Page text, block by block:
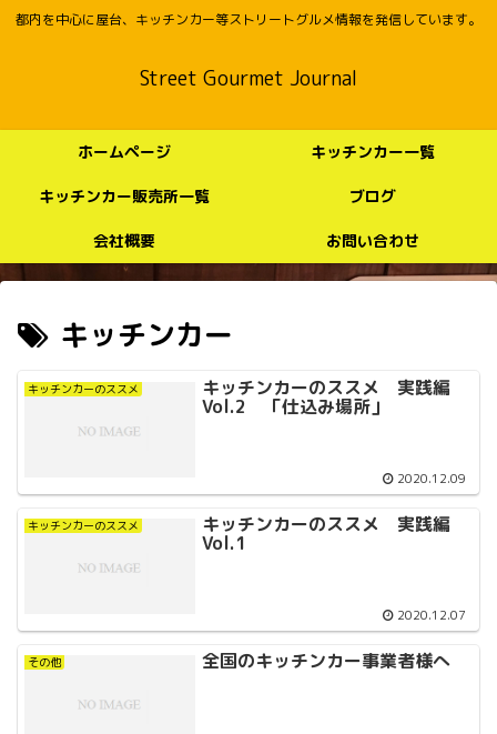
都内を中心に屋台、キッチンカー等ストリートグルメ情報を発信しています。
Street Gourmet Journal
ホームページ キッチンカー一覧
キッチンカー販売所一覧 ブログ
会社概要 お問い合わせ
キッチンカー
キッチンカーのススメ キッチンカーのススメ 実践編
Vol.2 「仕込み場所」
2020.12.09
キッチンカーのススメ キッチンカーのススメ 実践編
Vol.1
2020.12.07
その他 全国のキッチンカー事業者様へ